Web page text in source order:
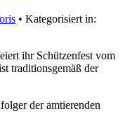
• Kategorisiert in:
ihr Schützenfest vom
traditionsgemäß der
der amtierenden